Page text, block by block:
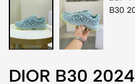
DIOR B30 2024